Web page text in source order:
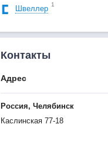
Швеллер
1
Контакты
Адрес
Россия, Челябинск
Каслинская 77-18